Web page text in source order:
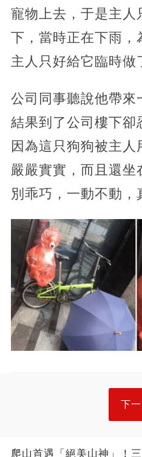
寵物上去，于是主人
下，當時正在下雨，
主人只好給它臨時做
公司同事聽說他帶來
結果到了公司樓下卻
因為這只狗狗被主人
嚴嚴實實，而且還坐
別乖巧，一動不動，
下
爬山首遇「絕美山神」！